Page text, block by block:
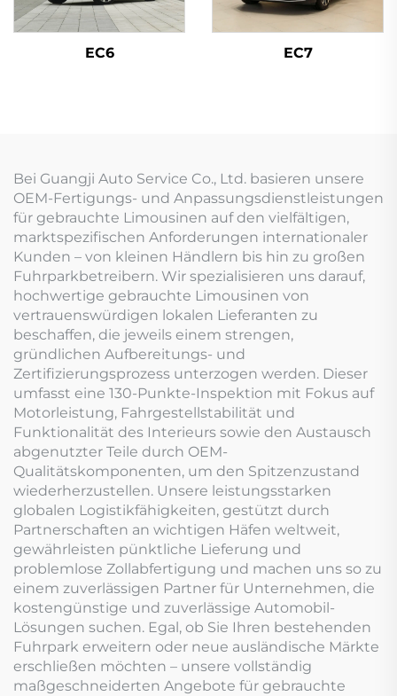
EC6 EC7
Bei Guangji Auto Service Co., Ltd. basieren unsere
OEM-Fertigungs- und Anpassungsdienstleistungen
für gebrauchte Limousinen auf den vielfältigen,
marktspezifischen Anforderungen internationaler
Kunden – von kleinen Händlern bis hin zu großen
Fuhrparkbetreibern. Wir spezialisieren uns darauf,
hochwertige gebrauchte Limousinen von
vertrauenswürdigen lokalen Lieferanten zu
beschaffen, die jeweils einem strengen,
gründlichen Aufbereitungs- und
Zertifizierungsprozess unterzogen werden. Dieser
umfasst eine 130-Punkte-Inspektion mit Fokus auf
Motorleistung, Fahrgestellstabilität und
Funktionalität des Interieurs sowie den Austausch
abgenutzter Teile durch OEM-
Qualitätskomponenten, um den Spitzenzustand
wiederherzustellen. Unsere leistungsstarken
globalen Logistikfähigkeiten, gestützt durch
Partnerschaften an wichtigen Häfen weltweit,
gewährleisten pünktliche Lieferung und
problemlose Zollabfertigung und machen uns so zu
einem zuverlässigen Partner für Unternehmen, die
kostengünstige und zuverlässige Automobil-
Lösungen suchen. Egal, ob Sie Ihren bestehenden
Fuhrpark erweitern oder neue ausländische Märkte
erschließen möchten – unsere vollständig
maßgeschneiderten Angebote für gebrauchte